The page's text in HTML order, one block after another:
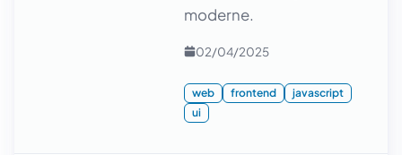
moderne.
02/04/2025
web frontend
javascript
ui